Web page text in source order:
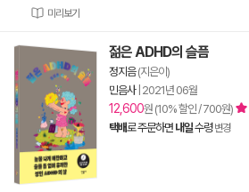
미리보기
젊은 ADHD의 슬픔
정지음(지은이)
민음사| 2021년 06월
12,600원 (10% 할인 / 700원)
택배로 주문하면 내일수령 변경